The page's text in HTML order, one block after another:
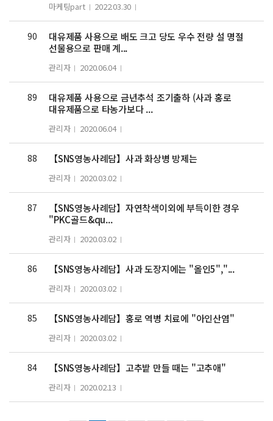
마케팅part 2022.03.30
90
대유제품 사용으로 배도 크고 당도 우수 전량 설 명절
선물용으로 판매 계...
관리자 2020.06.04
89
대유제품 사용으로 금년추석 조기출하 (사과 홍로
대유제품으로 타농가보다 ...
관리자 2020.06.04
88 【SNS영농사례담】사과 화상병 방제는
관리자 2020.03.02
87
【SNS영농사례담】자연착색이외에 부득이한 경우
"PKC골드&qu...
관리자 2020.03.02
86 【SNS영농사례담】사과 도장지에는 "올인5","...
관리자 2020.03.02
85 【SNS영농사례담】홍로 역병 치료에 "아인산염"
관리자 2020.03.02
84 【SNS영농사례담】고추밭 만들 때는 "고추애"
관리자 2020.02.13